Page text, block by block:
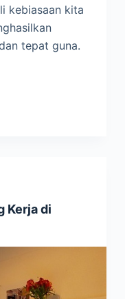
kebiasaan kita
tepat guna.
Kerja di